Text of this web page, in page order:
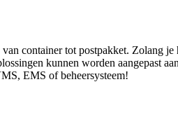
container tot postpakket. Zolang
kunnen worden aangepast
EMS of beheersysteem!